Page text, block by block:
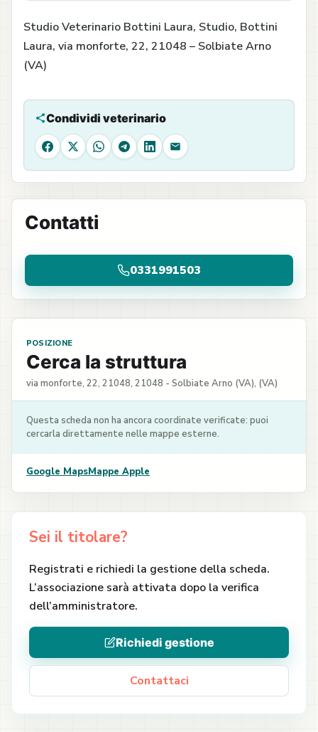
Studio Veterinario Bottini Laura, Studio, Bottini
Laura, via monforte, 22, 21048 – Solbiate Arno
(VA)
Condividi veterinario
Facebook
X WhatsAppTelegram
LinkedIn
Email
Contatti
0331991503
POSIZIONE
Cerca la struttura
via monforte, 22, 21048, 21048 - Solbiate Arno (VA), (VA)
Questa scheda non ha ancora coordinate verificate: puoi
cercarla direttamente nelle mappe esterne.
Google MapsMappe Apple
Sei il titolare?
Registrati e richiedi la gestione della scheda.
L’associazione sarà attivata dopo la verifica
dell’amministratore.
Richiedi gestione
Contattaci